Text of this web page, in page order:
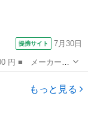
提携サイト 7月30日
ード名： ＶＢ
エアコン ＥＴ
もっと見る